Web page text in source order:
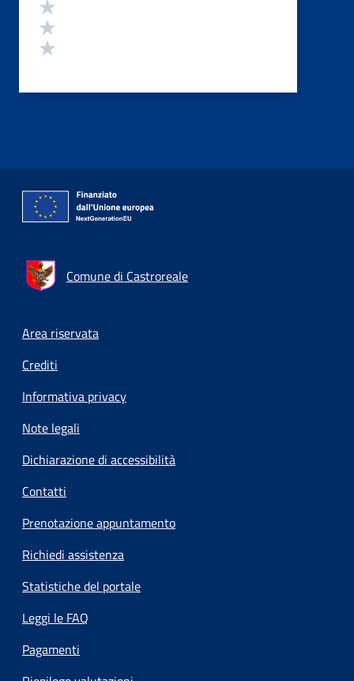
Comune di Castroreale
Footer menu
Area riservata
Crediti
Informativa privacy
Note legali
Dichiarazione di accessibilità
Contatti
Prenotazione appuntamento
Richiedi assistenza
Statistiche del portale
Leggi le FAQ
Pagamenti